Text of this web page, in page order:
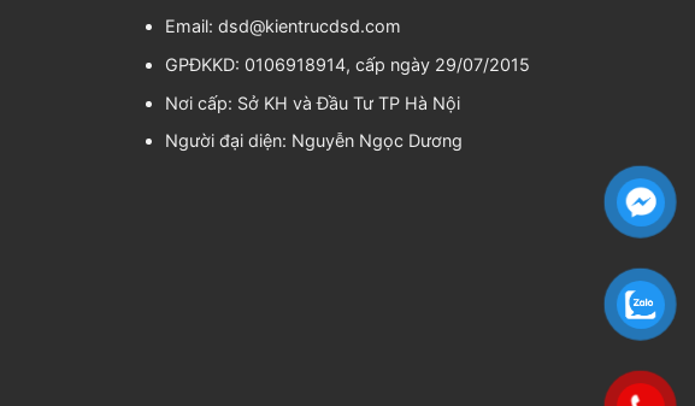
Email: dsd@kientrucdsd.com
GPĐKKD: 0106918914, cấp ngày 29/07/2015
Nơi cấp: Sở KH và Đầu Tư TP Hà Nội
Người đại diện: Nguyễn Ngọc Dương